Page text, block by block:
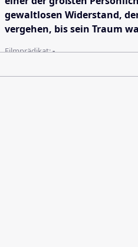
gewaltlosen Widerstand,
vergehen, bis sein Traum
Filmprädikat:-